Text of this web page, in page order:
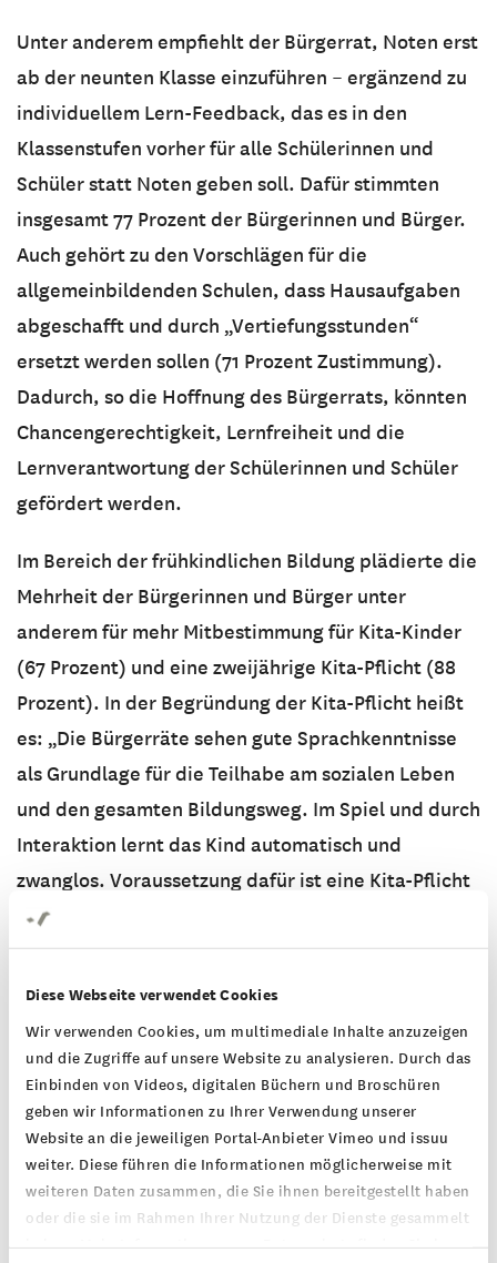
Diese Webseite verwendet Cookies
Wir verwenden Cookies, um multimediale Inhalte anzuzeigen
und die Zugriffe auf unsere Website zu analysieren. Durch das
Einbinden von Videos, digitalen Büchern und Broschüren
geben wir Informationen zu Ihrer Verwendung unserer
Website an die jeweiligen Portal-Anbieter Vimeo und issuu
weiter. Diese führen die Informationen möglicherweise mit
weiteren Daten zusammen, die Sie ihnen bereitgestellt haben
oder die sie im Rahmen Ihrer Nutzung der Dienste gesammelt
haben. Mehr Informationen zum Datenschutz finden Sie in
Unter anderem empfiehlt der Bürgerrat, Noten erst
ab der neunten Klasse einzuführen – ergänzend zu
individuellem Lern-Feedback, das es in den
Klassenstufen vorher für alle Schülerinnen und
Schüler statt Noten geben soll. Dafür stimmten
insgesamt 77 Prozent der Bürgerinnen und Bürger.
Auch gehört zu den Vorschlägen für die
allgemeinbildenden Schulen, dass Hausaufgaben
abgeschafft und durch „Vertiefungsstunden“
ersetzt werden sollen (71 Prozent Zustimmung).
Dadurch, so die Hoffnung des Bürgerrats, könnten
Chancengerechtigkeit, Lernfreiheit und die
Lernverantwortung der Schülerinnen und Schüler
gefördert werden.
Im Bereich der frühkindlichen Bildung plädierte die
Mehrheit der Bürgerinnen und Bürger unter
anderem für mehr Mitbestimmung für Kita-Kinder
(67 Prozent) und eine zweijährige Kita-Pflicht (88
Prozent). In der Begründung der Kita-Pflicht heißt
es: „Die Bürgerräte sehen gute Sprachkenntnisse
als Grundlage für die Teilhabe am sozialen Leben
und den gesamten Bildungsweg. Im Spiel und durch
Interaktion lernt das Kind automatisch und
zwanglos. Voraussetzung dafür ist eine Kita-Pflicht
in den letzten beiden Jahren vor der Einschulung.“
genommen. Hier stimmten 96 Prozent dafür, dass
es Berufsorientierungswochen für alle
Jugendlichen geben soll und Jugendliche ohne
Schulabschluss bessere Berufschancen erhalten
sollen (88 Prozent Zustimmung).